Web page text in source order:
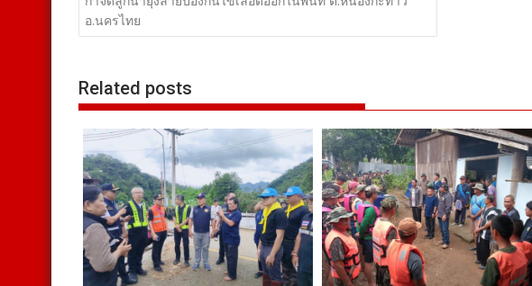
เรื่อง
อ.นครไทย
Related posts